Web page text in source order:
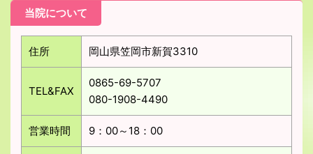
当院について
住所 岡山県笠岡市新賀3310
TEL&FAX
0865-69-5707
080-1908-4490
営業時間 9：00～18：00